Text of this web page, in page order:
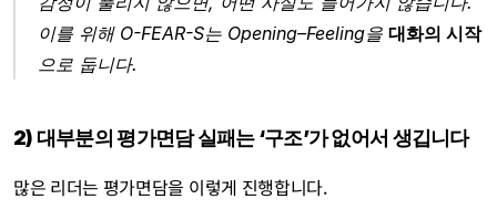
이를 위해 O-FEAR-S는 Opening–Feeling을 대화의 시작
으로 둡니다.
2) 대부분의 평가면담 실패는 ‘구조’가 없어서 생깁니다
많은 리더는 평가면담을 이렇게 진행합니다.